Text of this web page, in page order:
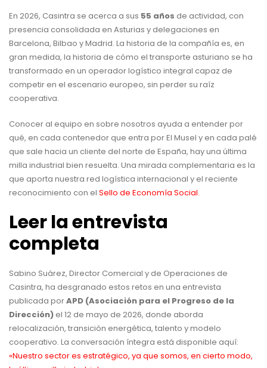
En 2026, Casintra se acerca a sus 55 años de actividad, con
presencia consolidada en Asturias y delegaciones en
Barcelona, Bilbao y Madrid. La historia de la compañía es, en
gran medida, la historia de cómo el transporte asturiano se ha
transformado en un operador logístico integral capaz de
competir en el escenario europeo, sin perder su raíz
cooperativa.
Conocer al equipo en sobre nosotros ayuda a entender por
qué, en cada contenedor que entra por El Musel y en cada palé
que sale hacia un cliente del norte de España, hay una última
milla industrial bien resuelta. Una mirada complementaria es la
que aporta nuestra red logística internacional y el reciente
reconocimiento con el Sello de Economía Social.
Leer la entrevista
completa
Sabino Suárez, Director Comercial y de Operaciones de
Casintra, ha desgranado estos retos en una entrevista
publicada porAPD (Asociación para el Progreso de la
Dirección) el 12 de mayo de 2026, donde aborda
relocalización, transición energética, talento y modelo
cooperativo. La conversación íntegra está disponible aquí:
«Nuestro sector es estratégico, ya que somos, en cierto modo,